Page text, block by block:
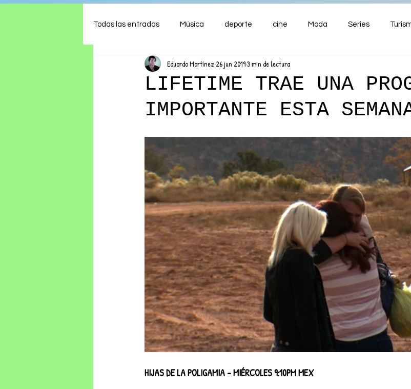
Todas las entradas Música deporte cine Moda Series
Shows Comida ENTRETENIMIENTO
Ambiente Hogar Finanzas
LIFETIME TRAE UNA
IMPORTANTE ESTA
Eduardo Martínez 26 jun 20193 min de lectura
HIJAS DE LA POLIGAMIA - MIÉRCOLES 9:10PM MEX